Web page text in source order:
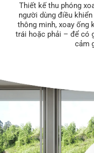
Thiết kế thu phóng
người dùng điều
thông minh, xoay ống
trái hoặc phải – để có
cảm